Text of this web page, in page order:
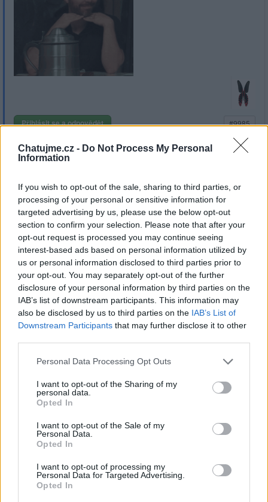
Chatujme.cz - Do Not Process My Personal
Information
If you wish to opt-out of the sale, sharing to third parties, or
processing of your personal or sensitive information for
targeted advertising by us, please use the below opt-out
section to confirm your selection. Please note that after your
opt-out request is processed you may continue seeing
interest-based ads based on personal information utilized by
us or personal information disclosed to third parties prior to
your opt-out. You may separately opt-out of the further
disclosure of your personal information by third parties on the
IAB’s list of downstream participants. This information may
also be disclosed by us to third parties on the IAB’s List of
Downstream Participants that may further disclose it to other
Personal Data Processing Opt Outs
I want to opt-out of the Sharing of my
personal data.
Opted In
I want to opt-out of the Sale of my
Personal Data.
Opted In
I want to opt-out of processing my
Personal Data for Targeted Advertising.
Opted In
Přihlásit se a odpovědět #9985
Smazaný|Předmět:
Reakce na příspěvek#9990
Baskresenie je neděle bez měkkého znaku a nebo
vzkříšení. Což je prakticky totožná věc:-)
Přihlásit se a odpovědět
Marina |Předmět: RE: RE: RE: 09.04.23 14:49:50
Воскресенье